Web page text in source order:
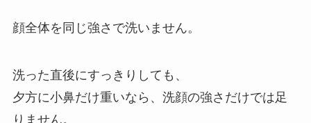
顔全体を同じ強さで洗いません。
洗った直後にすっきりしても、
夕方に小鼻だけ重いなら、洗顔の強さだけでは足
りません。